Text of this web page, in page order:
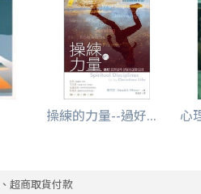
操練的力量--過好... 心
超商取貨付款